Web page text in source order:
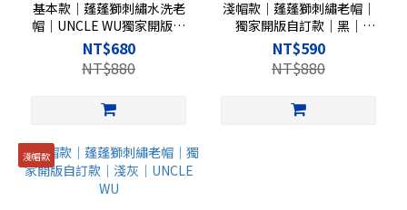
基本款｜蓬蓬獅刺繡水洗老
帽｜UNCLE WU獨家開版自
訂款｜玫紅｜Rise Basic
NT$680
NT$880
淺帽款｜蓬蓬獅刺繡老帽｜
獨家開版自訂款｜黑｜
UNCLE WU
NT$590
NT$880
淺帽款